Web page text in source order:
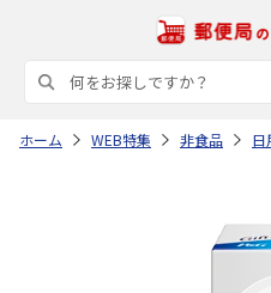
ホーム WEB特集 非食品 日